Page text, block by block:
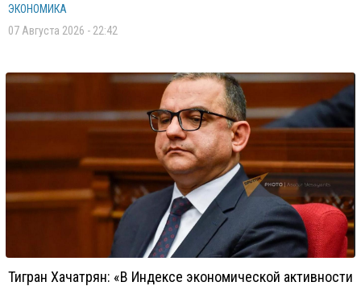
ЭКОНОМИКА
07 Августа 2026 - 22:42
Тигран Хачатрян: «В Индексе экономической активности